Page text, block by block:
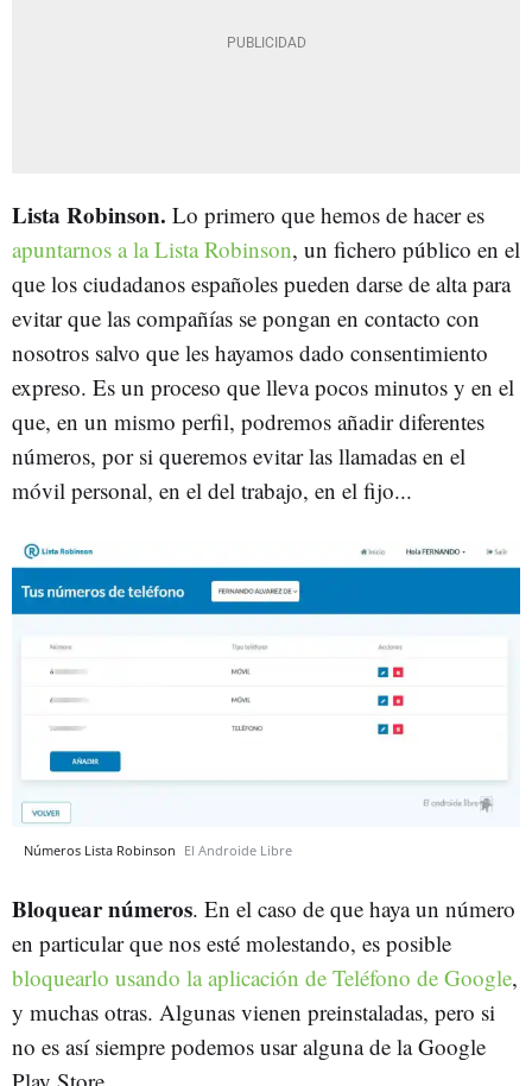
Lista Robinson. Lo primero que hemos de hacer es
apuntarnos a la Lista Robinson, un fichero público en el
que los ciudadanos españoles pueden darse de alta para
evitar que las compañías se pongan en contacto con
nosotros salvo que les hayamos dado consentimiento
expreso. Es un proceso que lleva pocos minutos y en el
que, en un mismo perfil, podremos añadir diferentes
números, por si queremos evitar las llamadas en el
móvil personal, en el del trabajo, en el fijo...
Números Lista Robinson El Androide Libre
Bloquear números. En el caso de que haya un número
en particular que nos esté molestando, es posible
bloquearlo usando la aplicación de Teléfono de Google,
y muchas otras. Algunas vienen preinstaladas, pero si
no es así siempre podemos usar alguna de la Google